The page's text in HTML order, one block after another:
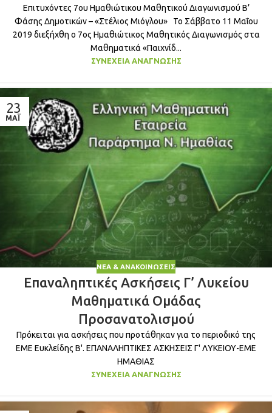
Επιτυχόντες 7ου Ημαθιώτικου Μαθητικού Διαγωνισμού Β’
Φάσης Δημοτικών – «Στέλιος Μιόγλου» Το Σάββατο 11 Μαΐου
2019 διεξήχθη ο 7ος Ημαθιώτικος Μαθητικός Διαγωνισμός στα
Μαθηματικά «Παιχνίδ...
ΣΥΝΈΧΕΙΑ ΑΝΆΓΝΩΣΗΣ
23
ΜΆΙ
ΝΈΑ & ΑΝΑΚΟΙΝΏΣΕΙΣ
Επαναληπτικές Ασκήσεις Γ’ Λυκείου
Μαθηματικά Ομάδας
Προσανατολισμού
Πρόκειται για ασκήσεις που προτάθηκαν για το περιοδικό της
ΕΜΕ Ευκλείδης Β'. ΕΠΑΝΑΛΗΠΤΙΚΕΣ ΑΣΚΗΣΕΙΣ Γ' ΛΥΚΕΙΟΥ-ΕΜΕ
ΗΜΑΘΙΑΣ
ΣΥΝΈΧΕΙΑ ΑΝΆΓΝΩΣΗΣ